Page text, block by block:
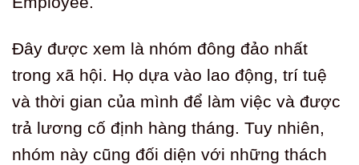
Đây được xem là nhóm đông đảo nhất
trong xã hội. Họ dựa vào lao động, trí tuệ
và thời gian của mình để làm việc và được
trả lương cố định hàng tháng. Tuy nhiên,
nhóm này cũng đối diện với những thách